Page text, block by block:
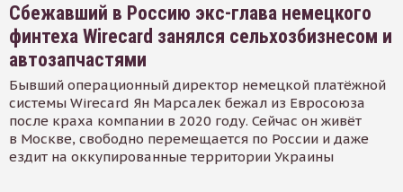
Сбежавший в Россию экс-глава немецкого
финтеха Wirecard занялся сельхозбизнесом и
автозапчастями
Бывший операционный директор немецкой платёжной
системы Wirecard Ян Марсалек бежал из Евросоюза
после краха компании в 2020 году. Сейчас он живёт
в Москве, свободно перемещается по России и даже
ездит на оккупированные территории Украины